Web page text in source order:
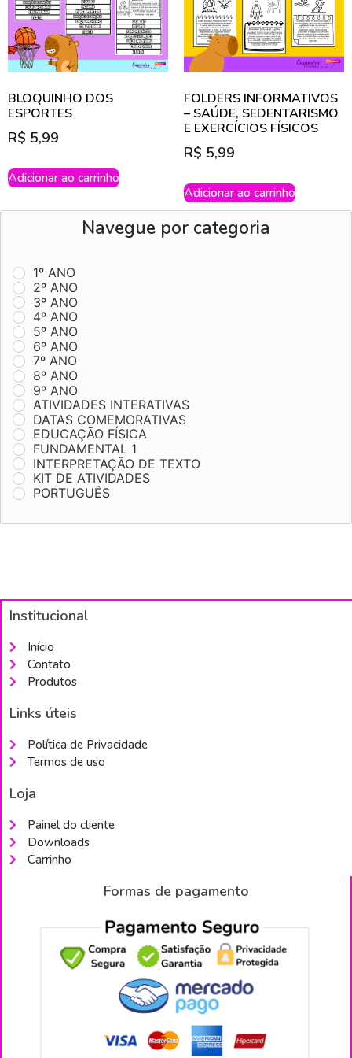
BLOQUINHO DOS
ESPORTES
R$ 5,99
Adicionar ao carrinho
FOLDERS INFORMATIVOS
– SAÚDE, SEDENTARISMO
E EXERCÍCIOS FÍSICOS
R$ 5,99
Adicionar ao carrinho
Navegue por categoria
1º ANO
2º ANO
3º ANO
4º ANO
5º ANO
6º ANO
7º ANO
8º ANO
9º ANO
ATIVIDADES INTERATIVAS
DATAS COMEMORATIVAS
EDUCAÇÃO FÍSICA
FUNDAMENTAL 1
INTERPRETAÇÃO DE TEXTO
KIT DE ATIVIDADES
PORTUGUÊS
Institucional
Início
Contato
Produtos
Links úteis
Política de Privacidade
Termos de uso
Loja
Painel do cliente
Downloads
Carrinho
Formas de pagamento